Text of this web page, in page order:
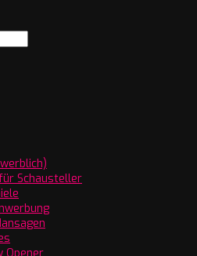
Schausteller
Opener